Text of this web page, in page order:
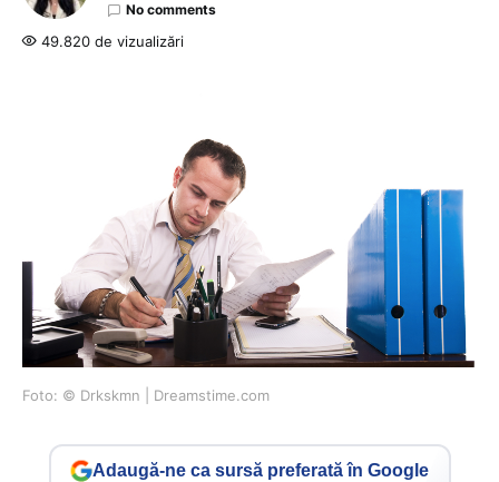
No comments
49.820 de vizualizări
Foto: © Drkskmn | Dreamstime.com
Adaugă-ne ca sursă preferată în Google